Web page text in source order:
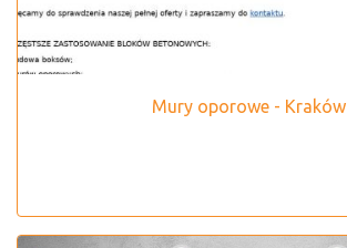
Mury oporowe - Kraków